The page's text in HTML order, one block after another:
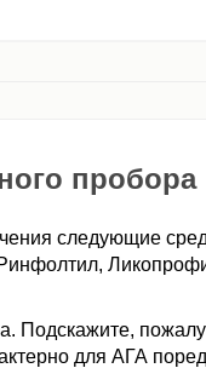
пробора
следующие
Подскажите,
для АГА